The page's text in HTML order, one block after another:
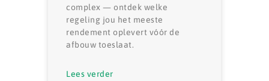
complex — ontdek welke
regeling jou het meeste
rendement oplevert vóór de
afbouw toeslaat.
Lees verder